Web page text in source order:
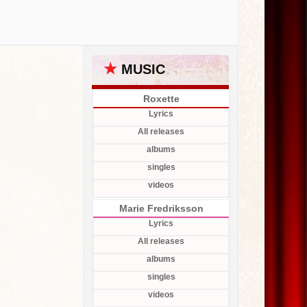
★ MUSIC
Roxette
Lyrics
All releases
albums
singles
videos
Marie Fredriksson
Lyrics
All releases
albums
singles
videos